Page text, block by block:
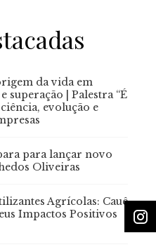
da vida em
superação | Palestra “É
evolução e
para lançar novo
Oliveiras
Agrícolas: Cauê
Impactos Positivos